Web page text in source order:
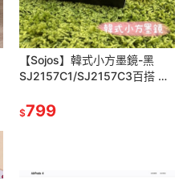
【Sojos】韓式小方墨鏡-黑
SJ2157C1/SJ2157C3百搭 時
$799